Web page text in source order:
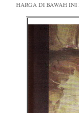
HARGA DI BAWAH